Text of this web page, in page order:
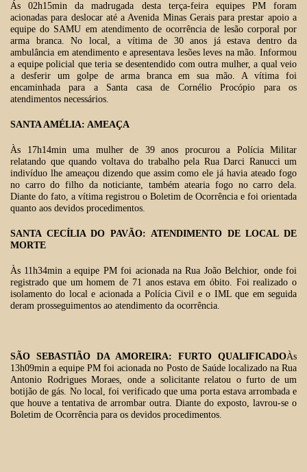
Ás 02h15min da madrugada desta terça-feira equipes PM foram
acionadas para deslocar até a Avenida Minas Gerais para prestar apoio a
equipe do SAMU em atendimento de ocorrência de lesão corporal por
arma branca. No local, a vítima de 30 anos já estava dentro da
ambulância em atendimento e apresentava lesões leves na mão. Informou
a equipe policial que teria se desentendido com outra mulher, a qual veio
a desferir um golpe de arma branca em sua mão. A vítima foi
encaminhada para a Santa casa de Cornélio Procópio para os
atendimentos necessários.
SANTA AMÉLIA: AMEAÇA
Às 17h14min uma mulher de 39 anos procurou a Polícia Militar
relatando que quando voltava do trabalho pela Rua Darci Ranucci um
indivíduo lhe ameaçou dizendo que assim como ele já havia ateado fogo
no carro do filho da noticiante, também atearia fogo no carro dela.
Diante do fato, a vítima registrou o Boletim de Ocorrência e foi orientada
quanto aos devidos procedimentos.
SANTA CECÍLIA DO PAVÃO: ATENDIMENTO DE LOCAL DE
MORTE
Às 11h34min a equipe PM foi acionada na Rua João Belchior, onde foi
registrado que um homem de 71 anos estava em óbito. Foi realizado o
isolamento do local e acionada a Polícia Civil e o IML que em seguida
deram prosseguimentos ao atendimento da ocorrência.
SÃO SEBASTIÃO DA AMOREIRA: FURTO QUALIFICADOÀs
13h09min a equipe PM foi acionada no Posto de Saúde localizado na Rua
Antonio Rodrigues Moraes, onde a solicitante relatou o furto de um
botijão de gás. No local, foi verificado que uma porta estava arrombada e
que houve a tentativa de arrombar outra. Diante do exposto, lavrou-se o
Boletim de Ocorrência para os devidos procedimentos.